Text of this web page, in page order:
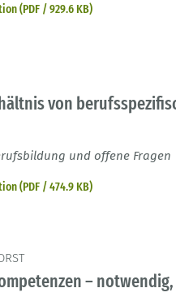
(PDF / 929.6 KB)
von
und offene Fragen
(PDF / 474.9 KB)
–